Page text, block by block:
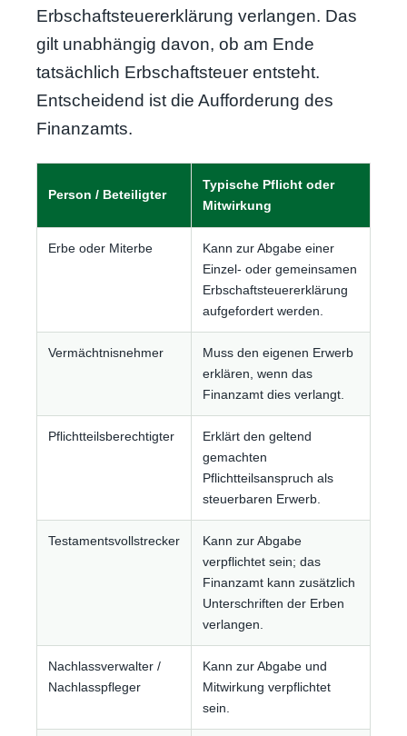
Erbschaftsteuererklärung verlangen. Das
gilt unabhängig davon, ob am Ende
tatsächlich Erbschaftsteuer entsteht.
Entscheidend ist die Aufforderung des
Finanzamts.
Person / Beteiligter
Typische Pflicht oder
Mitwirkung
Erbe oder Miterbe
Kann zur Abgabe einer
Einzel- oder gemeinsamen
Erbschaftsteuererklärung
aufgefordert werden.
Vermächtnisnehmer
Muss den eigenen Erwerb
erklären, wenn das
Finanzamt dies verlangt.
Pflichtteilsberechtigter
Erklärt den geltend
gemachten
Pflichtteilsanspruch als
steuerbaren Erwerb.
Testamentsvollstrecker
Kann zur Abgabe
verpflichtet sein; das
Finanzamt kann zusätzlich
Unterschriften der Erben
verlangen.
Nachlassverwalter /
Nachlasspfleger
Kann zur Abgabe und
Mitwirkung verpflichtet
sein.